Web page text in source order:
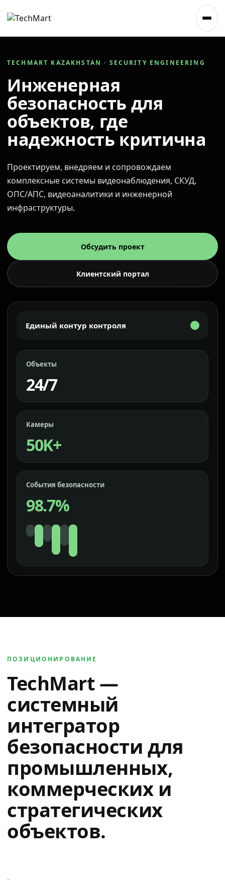
TECHMART KAZAKHSTAN · SECURITY ENGINEERING
Инженерная
безопасность для
объектов, где
надежность критична
Проектируем, внедряем и сопровождаем
комплексные системы видеонаблюдения, СКУД,
ОПС/АПС, видеоаналитики и инженерной
инфраструктуры.
Обсудить проект
Клиентский портал
Единый контур контроля
Объекты
24/7
Камеры
50K+
События безопасности
98.7%
ПОЗИЦИОНИРОВАНИЕ
TechMart —
системный
интегратор
безопасности для
промышленных,
коммерческих и
стратегических
объектов.